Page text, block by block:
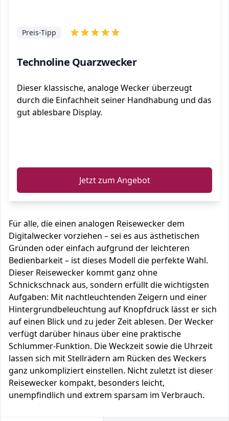
Technoline Quarzwecker
Preis-Tipp
Dieser klassische, analoge Wecker überzeugt
durch die Einfachheit seiner Handhabung und das
gut ablesbare Display.
Jetzt zum Angebot
Für alle, die einen analogen Reisewecker dem
Digitalwecker vorziehen – sei es aus ästhetischen
Gründen oder einfach aufgrund der leichteren
Bedienbarkeit – ist dieses Modell die perfekte Wahl.
Dieser Reisewecker kommt ganz ohne
Schnickschnack aus, sondern erfüllt die wichtigsten
Aufgaben: Mit nachtleuchtenden Zeigern und einer
Hintergrundbeleuchtung auf Knopfdruck lässt er sich
auf einen Blick und zu jeder Zeit ablesen. Der Wecker
verfügt darüber hinaus über eine praktische
Schlummer-Funktion. Die Weckzeit sowie die Uhrzeit
lassen sich mit Stellrädern am Rücken des Weckers
ganz unkompliziert einstellen. Nicht zuletzt ist dieser
Reisewecker kompakt, besonders leicht,
unempfindlich und extrem sparsam im Verbrauch.